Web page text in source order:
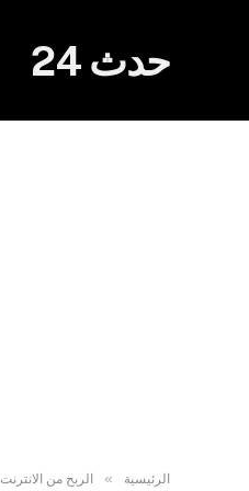
حدث 24
الرئيسية » الربح من الانترنت